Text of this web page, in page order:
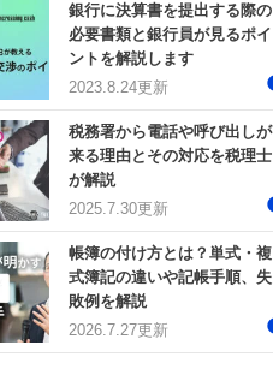
銀行に決算書を提出する際の
必要書類と銀行員が見るポイ
ントを解説します
2023.8.24更新
税務署から電話や呼び出しが
来る理由とその対応を税理士
が解説
2025.7.30更新
帳簿の付け方とは？単式・複
式簿記の違いや記帳手順、失
敗例を解説
2026.7.27更新